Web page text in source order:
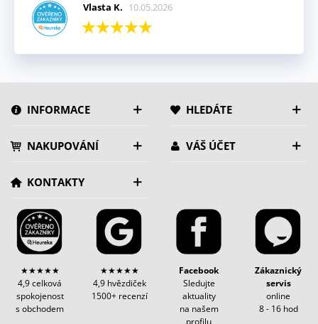
Vlasta K. 10.05.2026
INFORMACE HLEDÁTE
NAKUPOVÁNÍ VÁŠ ÚČET
KONTAKTY
★★★★★
4,9 celková
spokojenost
s obchodem
★★★★★
4,9 hvězdiček
1500+ recenzí
Facebook
Sledujte
aktuality
na našem
profilu
Zákaznický
servis
online
8 - 16 hod